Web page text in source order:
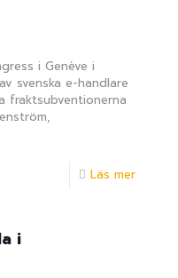
i Genève i
svenska e-handlare
fraktsubventionerna
Läs mer
i